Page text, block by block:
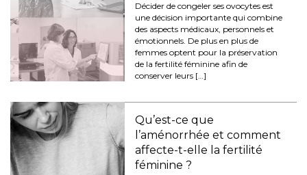
Décider de congeler ses ovocytes est
une décision importante qui combine
des aspects médicaux, personnels et
émotionnels. De plus en plus de
femmes optent pour la préservation
de la fertilité féminine afin de
conserver leurs […]
Qu’est-ce que
l’aménorrhée et comment
affecte-t-elle la fertilité
féminine ?